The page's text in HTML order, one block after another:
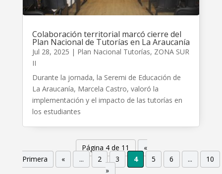
Colaboración territorial marcó cierre del
Plan Nacional de Tutorías en La Araucanía
Jul 28, 2025 | Plan Nacional Tutorías, ZONA SUR
II
Durante la jornada, la Seremi de Educación de
La Araucanía, Marcela Castro, valoró la
implementación y el impacto de las tutorías en
los estudiantes
Página 4 de 11
«
Primera
« ... 2 3 4 5 6 ...
10
»